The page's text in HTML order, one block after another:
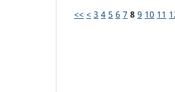
<< < 3 4 5 6 7 8 9 10 11